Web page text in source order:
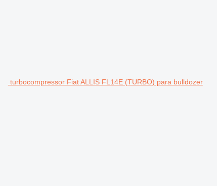
turbocompressor Fiat ALLIS FL14E (TURBO) para bulldozer